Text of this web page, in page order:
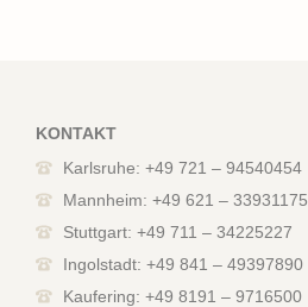
KONTAKT
Karlsruhe: +49 721 – 94540454
Mannheim: +49 621 – 33931175
Stuttgart: +49 711 – 34225227
Ingolstadt: +49 841 – 49397890
Kaufering: +49 8191 – 9716500